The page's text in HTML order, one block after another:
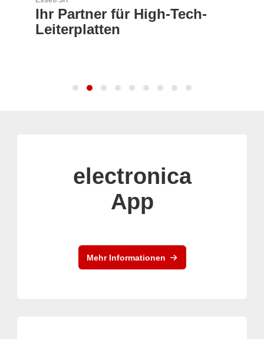
Ihr Partner für High-Tech-
Leiterplatten
electronica
App
Mehr Informationen